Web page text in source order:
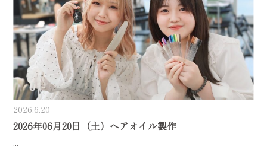
2026.6.20
2026年06月20日（土）ヘアオイル製作
...